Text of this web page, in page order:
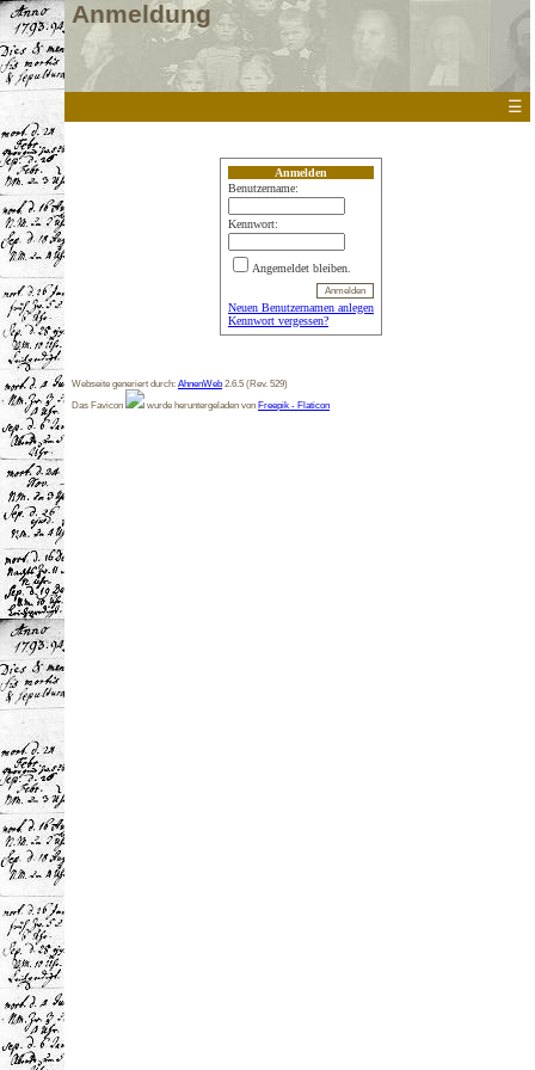
Anmeldung
☰
Anmelden
Benutzername:
Kennwort:
Angemeldet bleiben.
Neuen Benutzernamen anlegen
Kennwort vergessen?
Webseite generiert durch: AhnenWeb 2.6.5 (Rev. 529)
Das Favicon
wurde heruntergeladen von Freepik - Flaticon